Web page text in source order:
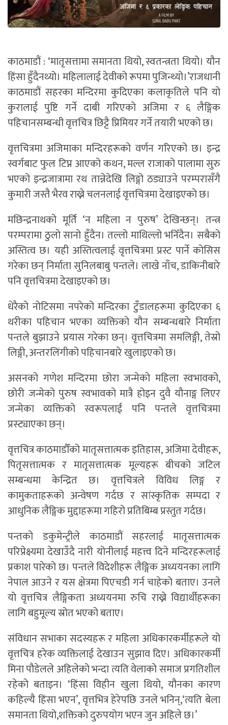
काठमाडौं : ‘मातृसत्तामा समानता थियो, स्वतन्त्रता थियो। यौन
हिंसा हुँदैनथ्यो। महिलालाई देवीको रूपमा पुजिन्थ्यो।’राजधानी
काठमाडौं सहरका मन्दिरमा कुदिएका कलाकृतिले पनि यो
कुरालाई पुष्टि गर्ने दाबी गरिएको अजिमा र ६ लैङ्गिक
पहिचानसम्बन्धी वृत्तचित्र छिट्टै प्रिमियर गर्ने तयारी भएको छ।
वृत्तचित्रमा अजिमाका मन्दिरहरूको वर्णन गरिएको छ। इन्द्र
स्वर्गबाट फुल टिप्न आएको कथन, मल्ल राजाको पालामा सुरु
भएको इन्द्रजात्रामा रथ तान्नेदेखि लिङ्गो ठड्याउने परम्परासँगै
कुमारी जस्तै भैरव राख्ने चलनलाई वृत्तचित्रमा देखाइएको छ।
मछिन्द्रनाथको मूर्ति ‘न महिला न पुरुष’ देखिन्छन्। तन्त्र
परम्परामा ठुलो सानो हुँदैन। तल्लो माथिल्लो भनिँदैन। सबैको
अस्तित्व छ। यही अस्तित्वलाई वृत्तचित्रमा प्रस्ट पार्ने कोसिस
गरेका छन् निर्माता सुनिलबाबु पन्तले। लाखे नाँच, डाकिनीबारे
पनि वृत्तचित्रमा देखाइएको छ।
धेरैको नोटिसमा नपरेको मन्दिरका टुँडालहरूमा कुदिएका ६
थरीका पहिचान भएका व्यक्तिको यौन सम्बन्धबारे निर्माता
पन्तले बुझाउने प्रयास गरेका छन्। वृत्तचित्रमा समलिङ्गी, तेस्रो
लिङ्गी, अन्तरलिंगीको पहिचानबारे खुलाइएको छ।
असनको गणेश मन्दिरमा छोरा जन्मेको महिला स्वभावको,
छोरी जन्मेको पुरुष स्वभावको मात्रै होइन दुवै यौनाङ्ग लिएर
जन्मेका व्यक्तिको स्वरूपलाई पनि पन्तले वृत्तचित्रमा
प्रस्ट्याएका छन्।
वृत्तचित्र काठमाडौँको मातृसत्तात्मक इतिहास, अजिमा देवीहरू,
पितृसत्तात्मक र मातृसत्तात्मक मूल्यहरू बीचको जटिल
सम्बन्धमा केन्द्रित छ। वृत्तचित्रले विविध लिङ्ग र
कामुकताहरूको अन्वेषण गर्दछ र सांस्कृतिक सम्पदा र
आधुनिक लैङ्गिक मुद्दाहरूमा गहिरो प्रतिबिम्ब प्रस्तुत गर्दछ।
पन्तको डकुमेन्ट्रीले काठमाडौं सहरलाई मातृसत्तात्मक
परिप्रेक्ष्यमा देखाउँदै नारी योनीलाई महत्त्व दिने मन्दिरहरूलाई
प्रकाश पारेको छ। पन्तले विदेशीहरू लैङ्गिक अध्ययनका लागि
नेपाल आउने र यस क्षेत्रमा पिएचडी गर्न चाहेको बताए। उनले
यो वृत्तचित्र लैङ्गिकता अध्ययनमा रुचि राख्ने विद्यार्थीहरूका
लागि बहुमूल्य स्रोत भएको बताए।
संविधान सभाका सदस्यहरू र महिला अधिकारकर्मीहरूले यो
वृत्तचित्र हरेक व्यक्तिलाई देखाउन सुझाव दिए। अधिकारकर्मी
मिना पौडेलले अहिलेको भन्दा त्यति वेलाको समाज प्रगतिशील
रहेको बताइन। ‘हिंसा विहीन खुला थियो, यौनका कारण
कहिल्यै हिंसा भएन’, वृत्तभित्र हेरेपछि उनले भनिन्,‘त्यति बेला
समानता थियो,शक्तिको दुरुपयोग भएन जुन अहिले छ।’